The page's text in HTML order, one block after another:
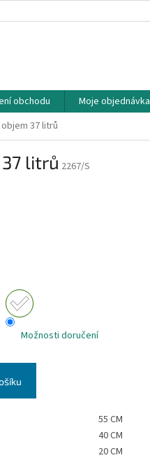
obchodu Moje objednávka
objem 37 litrů
37 litrů 2267/S
Možnosti doručení
55 CM
40 CM
20 CM